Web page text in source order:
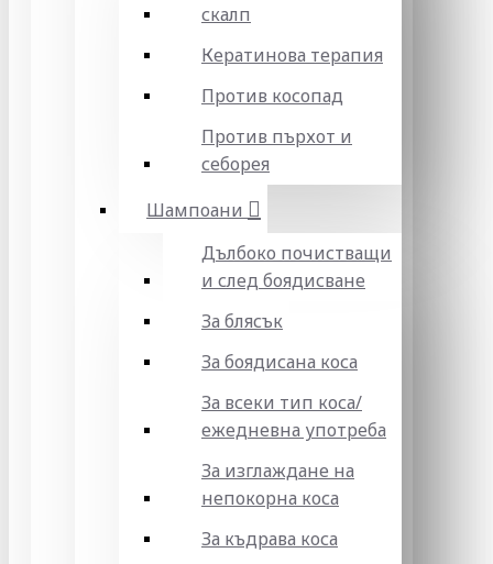
скалп
Кератинова терапия
Против косопад
Против пърхот и
себорея
Шампоани
Дълбоко почистващи
и след боядисване
За блясък
За боядисана коса
За всеки тип коса/
ежедневна употреба
За изглаждане на
непокорна коса
За къдрава коса